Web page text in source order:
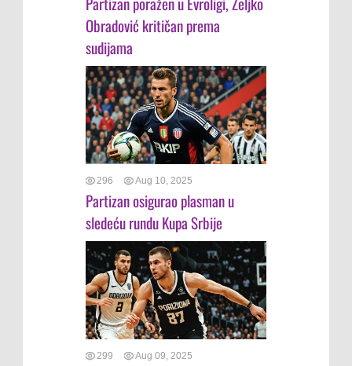
Obradović kritičan prema
sudijama
296 Aug 10, 2025
Partizan osigurao plasman u
sledeću rundu Kupa Srbije
299 Aug 09, 2025